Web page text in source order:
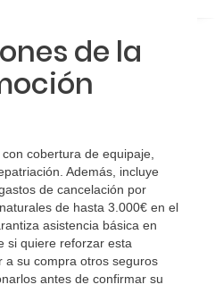
3 °C 6 °C
en el viaje que
¿dónde debo
viaje mi reserva?
generales en las
de la
con cobertura de equipaje,
Además, incluye
de cancelación por
de hasta 3.000€ en el
asistencia básica en
si quiere reforzar esta
a su compra otros seguros
antes de confirmar su